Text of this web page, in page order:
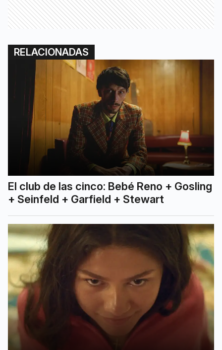
RELACIONADAS
El club de las cinco: Bebé Reno + Gosling
+ Seinfeld + Garfield + Stewart